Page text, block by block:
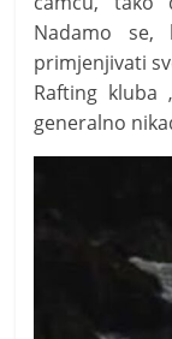
i
Nadamo
primjenjivati
Rafting kluba
generalno